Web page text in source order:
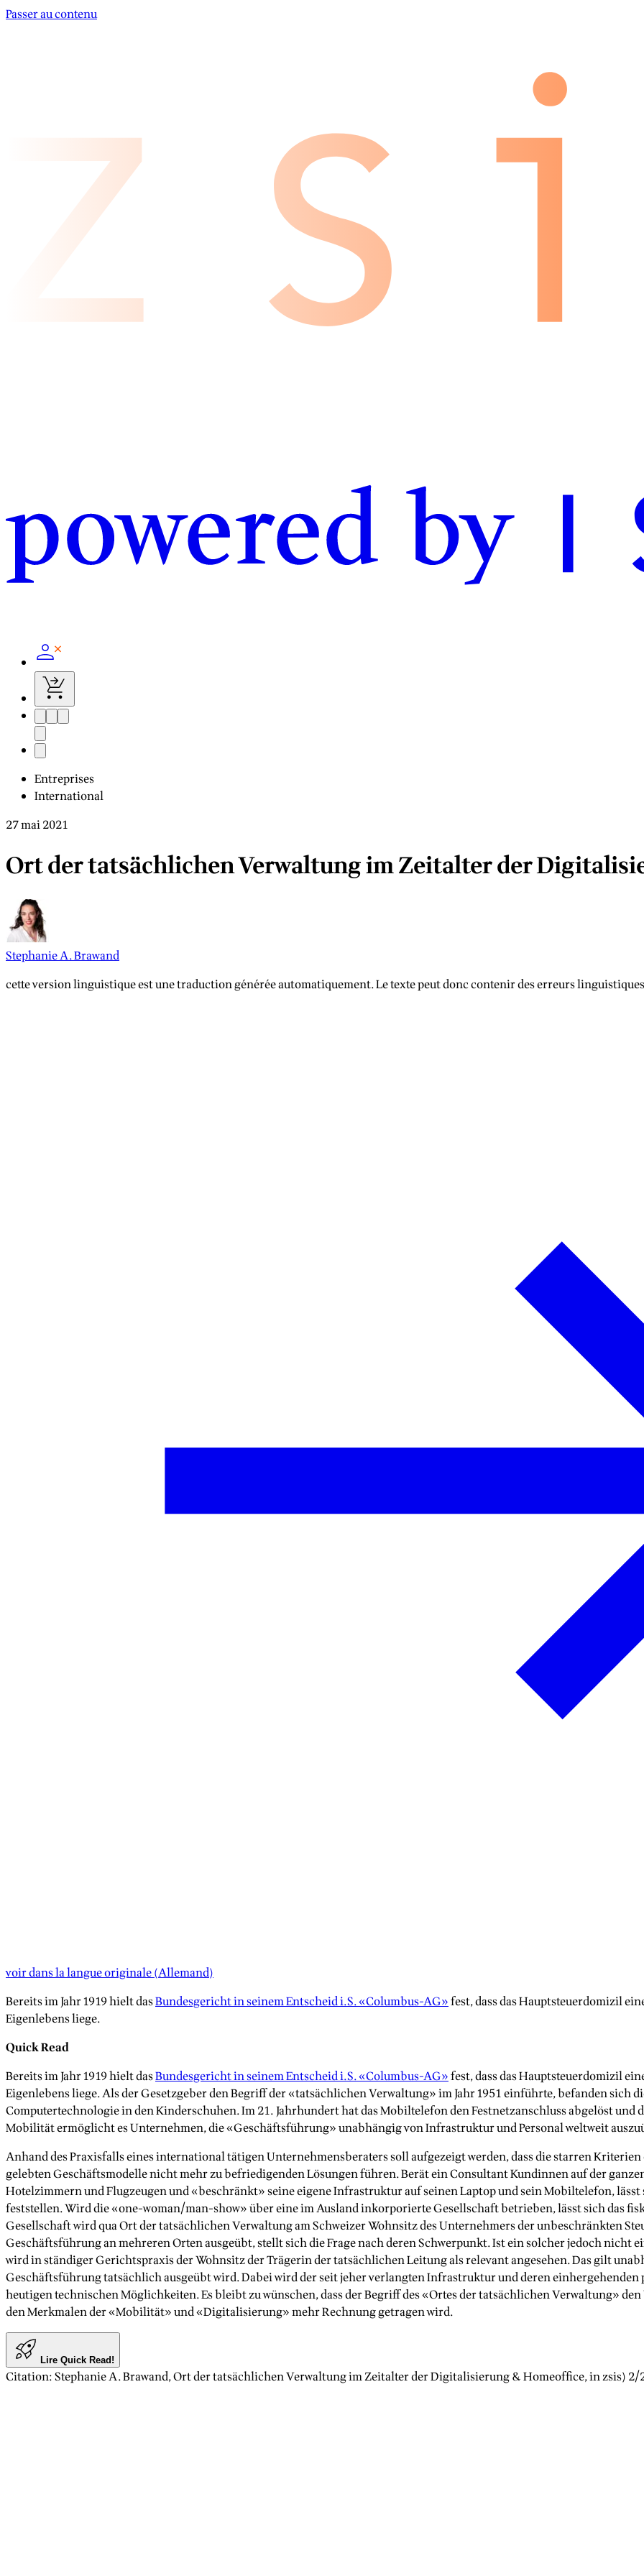
Passer au contenu
Entreprises
International
27 mai 2021
Ort der tatsächlichen Verwaltung im Zeitalter der
Stephanie A. Brawand
cette version linguistique est une traduction générée automatiquement. Le texte peut donc contenir des erreurs
voir dans la langue originale(Allemand)
Bereits im Jahr 1919 hielt dasBundesgericht in seinem Entscheid i.S. «Columbus-AG»fest, dass das Hauptsteuerdomizil
Eigenlebens liege.
Quick Read
Bereits im Jahr 1919 hielt dasBundesgericht in seinem Entscheid i.S. «Columbus-AG»fest, dass das Hauptsteuerdomizil
Eigenlebens liege. Als der Gesetzgeber den Begriff der «tatsächlichen Verwaltung» im Jahr 1951 einführte, befanden
Computertechnologie in den Kinderschuhen. Im 21. Jahrhundert hat das Mobiltelefon den Festnetzanschluss abgelöst
Mobilität ermöglicht es Unternehmen, die «Geschäftsführung» unabhängig von Infrastruktur und Personal weltweit
Anhand des Praxisfalls eines international tätigen Unternehmensberaters soll aufgezeigt werden, dass die starren
gelebten Geschäftsmodelle nicht mehr zu befriedigenden Lösungen führen. Berät ein Consultant Kundinnen auf der
Hotelzimmern und Flugzeugen und «beschränkt» seine eigene Infrastruktur auf seinen Laptop und sein Mobiltelefon,
feststellen. Wird die «one-woman/man-show» über eine im Ausland inkorporierte Gesellschaft betrieben, lässt sich das
Gesellschaft wird qua Ort der tatsächlichen Verwaltung am Schweizer Wohnsitz des Unternehmers der unbeschränkten
Geschäftsführung an mehreren Orten ausgeübt, stellt sich die Frage nach deren Schwerpunkt. Ist ein solcher jedoch
wird in ständiger Gerichtspraxis der Wohnsitz der Trägerin der tatsächlichen Leitung als relevant angesehen. Das gilt
Geschäftsführung tatsächlich ausgeübt wird. Dabei wird der seit jeher verlangten Infrastruktur und deren einhergehenden
heutigen technischen Möglichkeiten. Es bleibt zu wünschen, dass der Begriff des «Ortes der tatsächlichen Verwaltung»
den Merkmalen der «Mobilität» und «Digitalisierung» mehr Rechnung getragen wird.
Lire Quick Read!
Citation:Stephanie A. Brawand,Ort der tatsächlichen Verwaltung im Zeitalter der Digitalisierung & Homeoffice, in zsis) 2/